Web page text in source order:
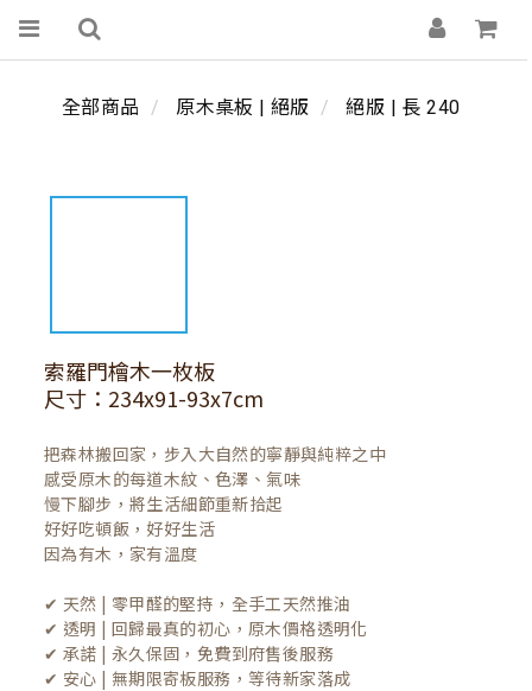
全部商品 原木桌板 | 絕版 絕版 | 長 240
索羅門檜木一枚板
尺寸：234x91-93x7cm
把森林搬回家，步入大自然的寧靜與純粹之中
感受原木的每道木紋、色澤、氣味
慢下腳步，將生活細節重新拾起
好好吃頓飯，好好生活
因為有木，家有溫度
✔ 天然 | 零甲醛的堅持，全手工天然推油
✔ 透明 | 回歸最真的初心，原木價格透明化
✔ 承諾 | 永久保固，免費到府售後服務
✔ 安心 | 無期限寄板服務，等待新家落成